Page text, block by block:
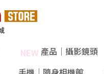
NEW 產品｜攝影鏡頭